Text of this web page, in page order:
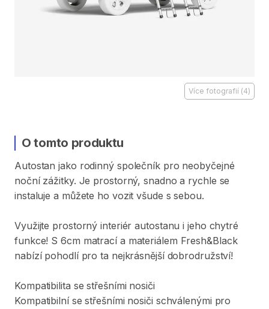
Více fotografií (4)
O tomto produktu
Autostan jako rodinný společník pro neobyčejné
noční zážitky. Je prostorný​,​ snadno a rychle se
instaluje a můžete ho vozit všude s sebou.
Využijte prostorný interiér autostanu i jeho chytré
funkce! S 6cm matrací a materiálem Fresh&Black
nabízí pohodlí pro ta nejkrásnější dobrodružství!
Kompatibilita se střešními nosiči
Kompatibilní se střešními nosiči schválenými pro